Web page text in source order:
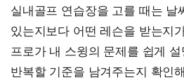
실내골프 연습장을 고를 때는 날
있는지보다 어떤 레슨을 받는지
프로가 내 스윙의 문제를 쉽게
반복할 기준을 남겨주는지 확인